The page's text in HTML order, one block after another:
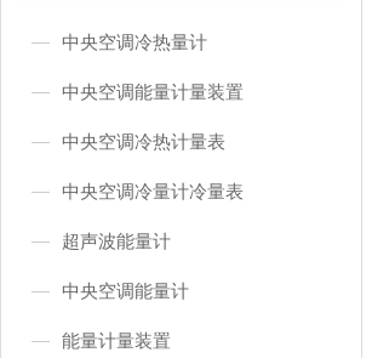
中央空调冷热量计
中央空调能量计量装置
中央空调冷热计量表
中央空调冷量计冷量表
超声波能量计
中央空调能量计
能量计量装置